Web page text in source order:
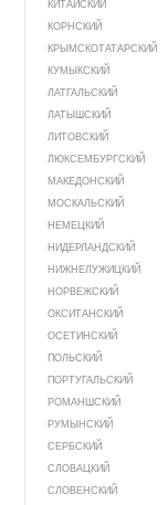
КИТАЙСКИЙ
КОРНСКИЙ
КРЫМСКО­ТАТАРСКИЙ
КУМЫКСКИЙ
ЛАТГАЛЬСКИЙ
ЛАТЫШСКИЙ
ЛИТОВСКИЙ
ЛЮКСЕМБУРГСКИЙ
МАКЕДОНСКИЙ
МОСКАЛЬСКИЙ
НЕМЕЦКИЙ
НИДЕРЛАНДСКИЙ
НИЖНЕЛУЖИЦКИЙ
НОРВЕЖСКИЙ
ОКСИТАНСКИЙ
ОСЕТИНСКИЙ
ПОЛЬСКИЙ
ПОРТУГАЛЬСКИЙ
РОМАНШСКИЙ
РУМЫНСКИЙ
СЕРБСКИЙ
СЛОВАЦКИЙ
СЛОВЕНСКИЙ